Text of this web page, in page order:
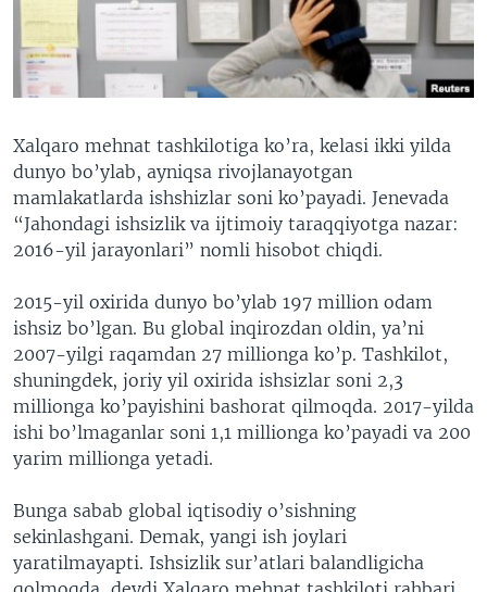
VIDEO
XABARLAR SURATLARDA
ODNOKLASSNIKI
TELEGRAM
TWITTER
SOUNDCLOUD
VOA
Xalqaro mehnat tashkilotiga ko’ra, kelasi ikki yilda
dunyo bo’ylab, ayniqsa rivojlanayotgan
mamlakatlarda ishshizlar soni ko’payadi. Jenevada
“Jahondagi ishsizlik va ijtimoiy taraqqiyotga nazar:
2016-yil jarayonlari” nomli hisobot chiqdi.
2015-yil oxirida dunyo bo’ylab 197 million odam
ishsiz bo’lgan. Bu global inqirozdan oldin, ya’ni
2007-yilgi raqamdan 27 millionga ko’p. Tashkilot,
shuningdek, joriy yil oxirida ishsizlar soni 2,3
millionga ko’payishini bashorat qilmoqda. 2017-yilda
ishi bo’lmaganlar soni 1,1 millionga ko’payadi va 200
yarim millionga yetadi.
Bunga sabab global iqtisodiy o’sishning
sekinlashgani. Demak, yangi ish joylari
yaratilmayapti. Ishsizlik sur’atlari balandligicha